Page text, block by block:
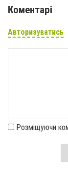
Коментарі
Авторизуватись
Розміщуючи